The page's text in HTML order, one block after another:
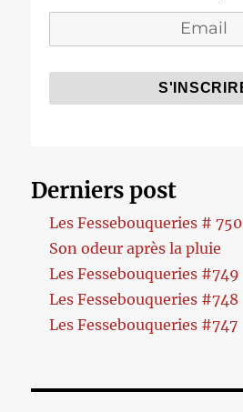
Derniers post
Les Fessebouqueries # 750
Son odeur après la pluie
Les Fessebouqueries #749
Les Fessebouqueries #748
Les Fessebouqueries #747